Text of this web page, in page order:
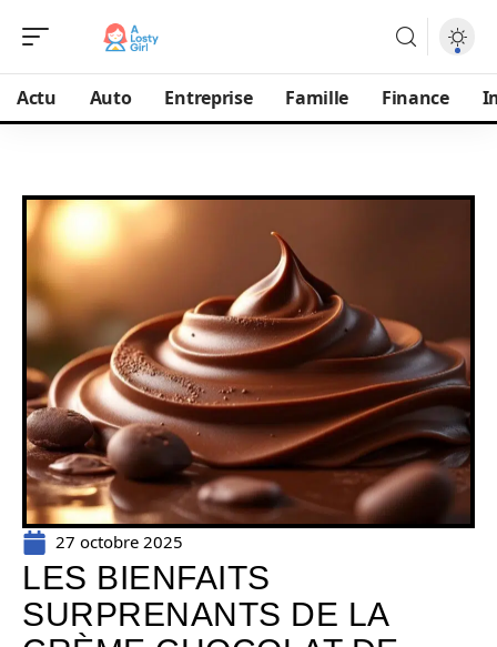
Actu Auto Entreprise Famille Finance
27 octobre 2025
LES BIENFAITS
SURPRENANTS DE LA